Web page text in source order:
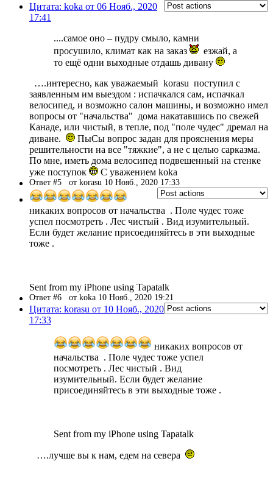
Цитата: koka от 06 Нояб., 2020
17:41
....самое оно – пудру смыло, камни
просушило, климат как на заказ
езжай, а
то ещё одни выходные отдашь дивану
….интересно, как уважаемый korasu поступил с
заявленным им выездом : испачкался сам, испачкал
велосипед, и возможно салон машины, и возможно имел
вопросы от "начальства" дома накатавшись по свежей
Канаде, или чистый, в тепле, под "поле чудес" дремал на
диване.
ПыСы вопрос задан для прояснения меры
решительности на все "тяжкие", а не с целью сарказма.
По мне, иметь дома велосипед подвешенный на стенке
уже поступок
С уважением koka
Ответ #5 от korasu 10 Нояб., 2020 17:33
никаких вопросов от начальства . Поле чудес тоже
успел посмотреть . Лес чистый . Вид изумительный.
Если будет желание присоединяйтесь в эти выходные
тоже .
Sent from my iPhone using Tapatalk
Ответ #6 от koka 10 Нояб., 2020 19:21
Цитата: korasu от 10 Нояб., 2020
17:33
никаких вопросов от
начальства . Поле чудес тоже успел
посмотреть . Лес чистый . Вид
изумительный. Если будет желание
присоединяйтесь в эти выходные тоже .
Sent from my iPhone using Tapatalk
….лучше вы к нам, едем на севера